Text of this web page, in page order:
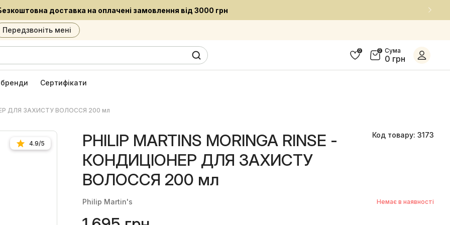
Встигни придбати улюблені засоби за приємною ціною
Передзвоніть мені
0 0 Сума
0 грн
бренди Сертифікати
ДЛЯ ЗАХИСТУ ВОЛОССЯ 200 мл
4.9/5
PHILIP MARTINS MORINGA RINSE -
КОНДИЦІОНЕР ДЛЯ ЗАХИСТУ
ВОЛОССЯ 200 мл
Код товару: 3173
Philip Martin's Немає в наявності